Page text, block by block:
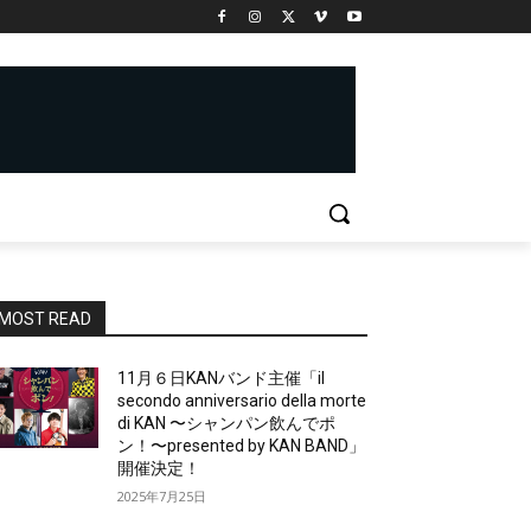
READ
11月６日KANバンド主催「il
secondo anniversario della morte
di KAN 〜シャンパン飲んでポ
ン！〜presented by KAN BAND」
開催決定！
2025年7月25日